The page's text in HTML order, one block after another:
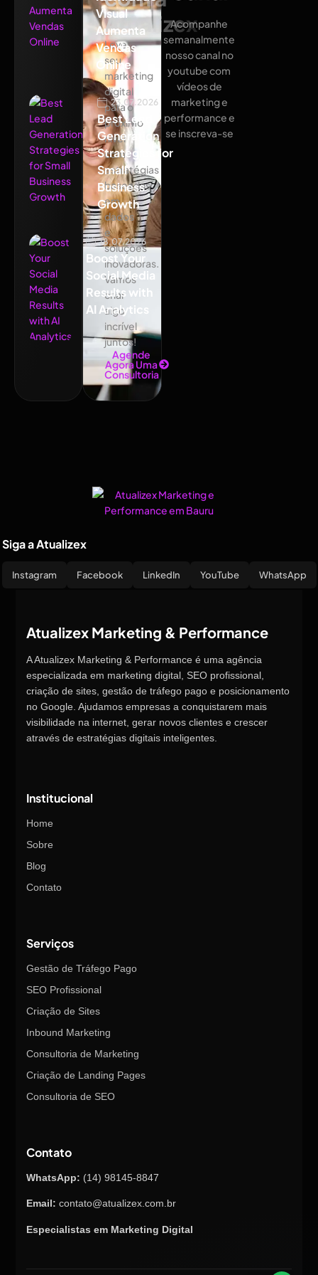
Visual
Aumenta
Vendas
Online
23.07.2026
Best Lead
Generation
Strategies for
Small
Business
Growth
18.07.2026
Boost Your
Social Media
Results with
AI Analytics
Atualizex
Leve
seu
marketing
digital
para o
próximo
nível
com
estratégias
baseadas
em
dados
e
soluções
inovadoras.
Vamos
criar
algo
incrível
juntos!
Agende
Agora Uma
Consultoria
Acompanhe
semanalmente
nosso canal no
youtube com
vídeos de
marketing e
performance e
se inscreva-se
Siga a Atualizex
Instagram Facebook LinkedIn YouTube WhatsApp
Atualizex Marketing & Performance
A Atualizex Marketing & Performance é uma agência
especializada em marketing digital, SEO profissional,
criação de sites, gestão de tráfego pago e posicionamento
no Google. Ajudamos empresas a conquistarem mais
visibilidade na internet, gerar novos clientes e crescer
através de estratégias digitais inteligentes.
Institucional
Home
Sobre
Blog
Contato
Serviços
Gestão de Tráfego Pago
SEO Profissional
Criação de Sites
Inbound Marketing
Consultoria de Marketing
Criação de Landing Pages
Consultoria de SEO
Contato
WhatsApp: (14) 98145-8847
Email: contato@atualizex.com.br
Especialistas em Marketing Digital